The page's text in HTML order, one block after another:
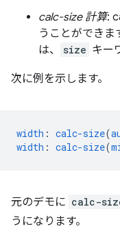
calc-size 計算:
うことができま
は、
size キー
次に例を示します。
width : calc-size(
width : calc-size(
元のデモに calc-
うになります。